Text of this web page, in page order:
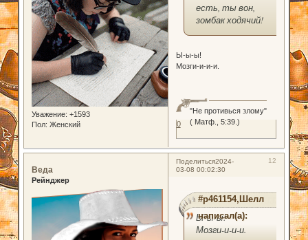
Уважение: +1593
Пол: Женский
есть, ты вон,
зомбак ходячий!
Ы-ы-ы!
Мозги-и-и-и.
"Не противься злому"
( Матф., 5:39.)
0
Поделиться 12
2024-
03-08 00:02:30
Веда
Рейнджер
#p461154,Шелл
написал(а):
Ы-ы-ы!
Мозги-и-и-и.